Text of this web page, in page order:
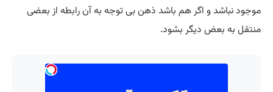
موجود نباشد و اگر هم باشد ذهن بی توجه به آن رابطه از بعضی
منتقل به بعض دیگر بشود.